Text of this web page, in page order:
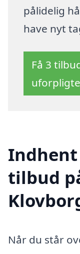
pålidelig
have nyt
Få 3
tilbud
Når du står